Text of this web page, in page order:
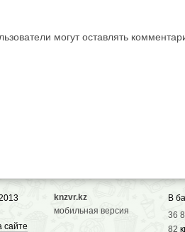
могут оставлять
сайте
knzvr.kz
мобильная версия
В
36
82